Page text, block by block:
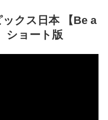
クス日本 【Be a
ショート版